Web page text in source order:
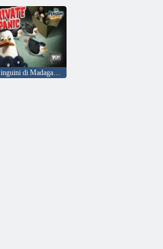
I Pinguini di Madagascar: Preda al panico